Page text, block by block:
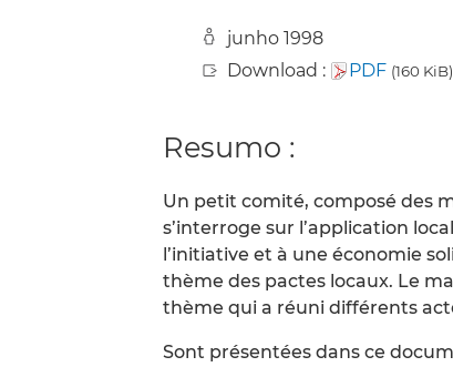
junho 1998
Download :
PDF (160 KiB)
Resumo :
Un petit comité, composé des
s’interroge sur l’application
l’initiative et à une économie
thème des pactes locaux. Le
thème qui a réuni différents
Sont présentées dans ce